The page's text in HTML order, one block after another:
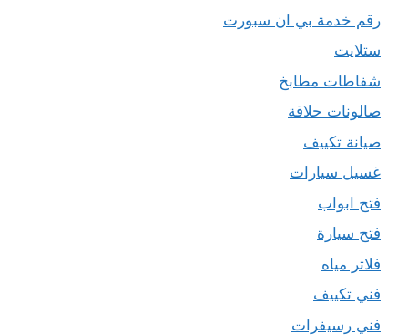
رقم خدمة بي ان سبورت
ستلايت
شفاطات مطابخ
صالونات حلاقة
صيانة تكييف
غسيل سيارات
فتح ابواب
فتح سيارة
فلاتر مياه
فني تكييف
فني رسيفرات